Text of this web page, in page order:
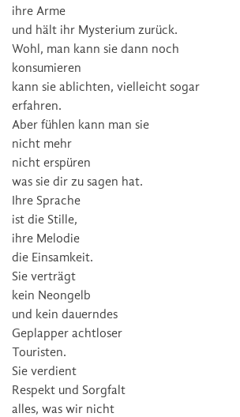
ihre Arme
und hält ihr Mysterium zurück.
Wohl, man kann sie dann noch
konsumieren
kann sie ablichten, vielleicht sogar
erfahren.
Aber fühlen kann man sie
nicht mehr
nicht erspüren
was sie dir zu sagen hat.
Ihre Sprache
ist die Stille,
ihre Melodie
die Einsamkeit.
Sie verträgt
kein Neongelb
und kein dauerndes
Geplapper achtloser
Touristen.
Sie verdient
Respekt und Sorgfalt
alles, was wir nicht